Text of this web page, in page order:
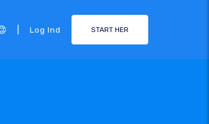
Log Ind START HER